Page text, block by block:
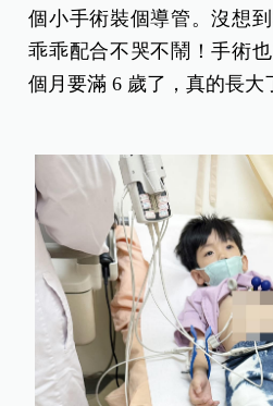
個小手術裝個導管。沒想
乖乖配合不哭不鬧！手術
個月要滿 6 歲了，真的長大